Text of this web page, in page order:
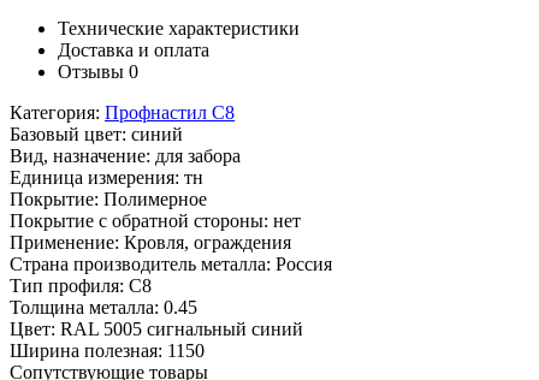
Технические характеристики
Доставка и оплата
Отзывы 0
Категория: Профнастил С8
Базовый цвет: синий
Вид, назначение: для забора
Единица измерения: тн
Покрытие: Полимерное
Покрытие с обратной стороны: нет
Применение: Кровля, ограждения
Страна производитель металла: Россия
Тип профиля: С8
Толщина металла: 0.45
Цвет: RAL 5005 сигнальный синий
Ширина полезная: 1150
Сопутствующие товары